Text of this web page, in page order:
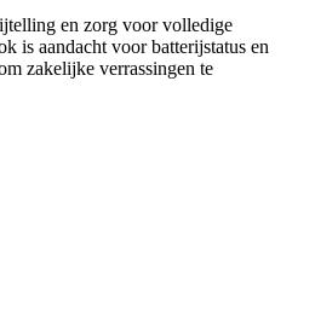
en zorg voor volledige
is aandacht voor batterijstatus en
zakelijke verrassingen te